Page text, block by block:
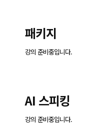
패키지
강의 준비중입니다.
AI 스피킹
강의 준비중입니다.